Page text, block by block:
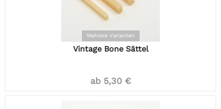
Mehrere Varianten
Vintage Bone Sättel
ab 5,30 €